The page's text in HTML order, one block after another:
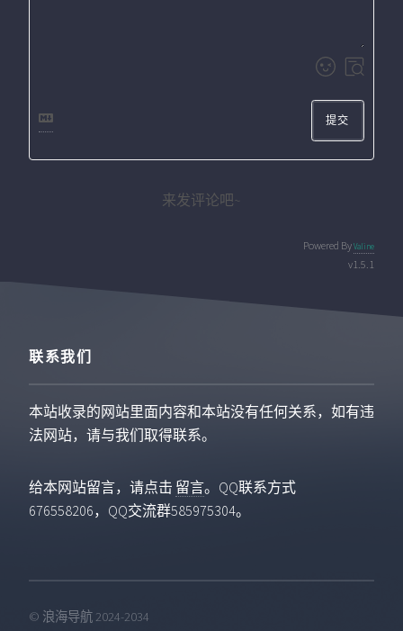
提交
来发评论吧~
Powered ByValine
v1.5.1
联系我们
本站收录的网站里面内容和本站没有任何关系，如有违
法网站，请与我们取得联系。
给本网站留言，请点击 留言。QQ联系方式
676558206，QQ交流群585975304。
© 浪海导航 2024-2034